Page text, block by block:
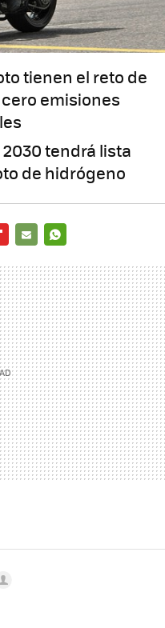
tienen el reto de
emisiones
tendrá lista
de hidrógeno
MAIL